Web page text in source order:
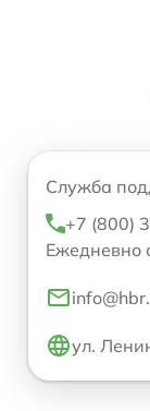
Служба
+7 (800)
Ежедневно
ул.